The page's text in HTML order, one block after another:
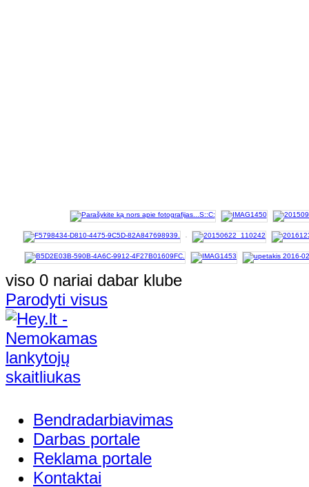
viso 0 nariai dabar klube
Parodyti visus
Bendradarbiavimas
Darbas portale
Reklama portale
Kontaktai